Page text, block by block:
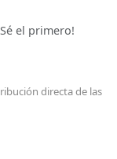
el primero!
directa de las